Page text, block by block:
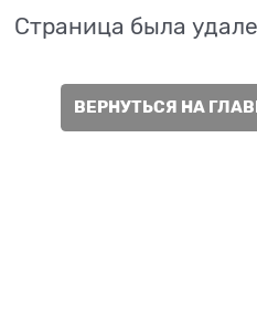
Страница была
ВЕРНУТЬСЯ НА